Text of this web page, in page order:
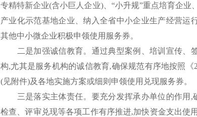
专精特新企业(含小巨人企业)、 “小升规”重点培育企业
产业化示范基地企业、纳入全省中小企业生产经营运
其他中小微企业积极申领使用服务券。
二是加强诚信教育。通过典型案例、培训宣传、
构,尤其是服务机构的诚信教育,确保规范有序地按照《
(见附件)及各地实施方案或细则申领使用兑现服务券。
三是落实主体责任。要充分发挥承办单位的作用 ,
检查、评审兑现等各项工作有序推进,加快资金支出使